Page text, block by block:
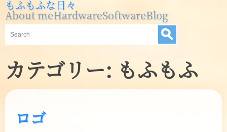
もふもふな日々
About meHardwareSoftwareBlog
カテゴリー: もふもふ
ロゴ